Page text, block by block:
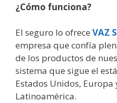
¿Cómo funciona?
El seguro lo ofrece VAZ
empresa que confía
de los productos de
sistema que sigue el
Estados Unidos, Europa
Latinoamérica.